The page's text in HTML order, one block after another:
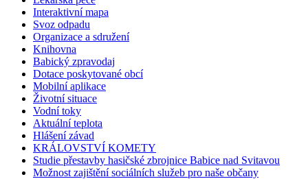
Interaktivní mapa
Svoz odpadu
Organizace a sdružení
Knihovna
Babický zpravodaj
Dotace poskytované obcí
Mobilní aplikace
Životní situace
Vodní toky
Aktuální teplota
Hlášení závad
KRÁLOVSTVÍ KOMETY
Studie přestavby hasičské zbrojnice Babice nad Svitavou
Možnost zajištění sociálních služeb pro naše občany